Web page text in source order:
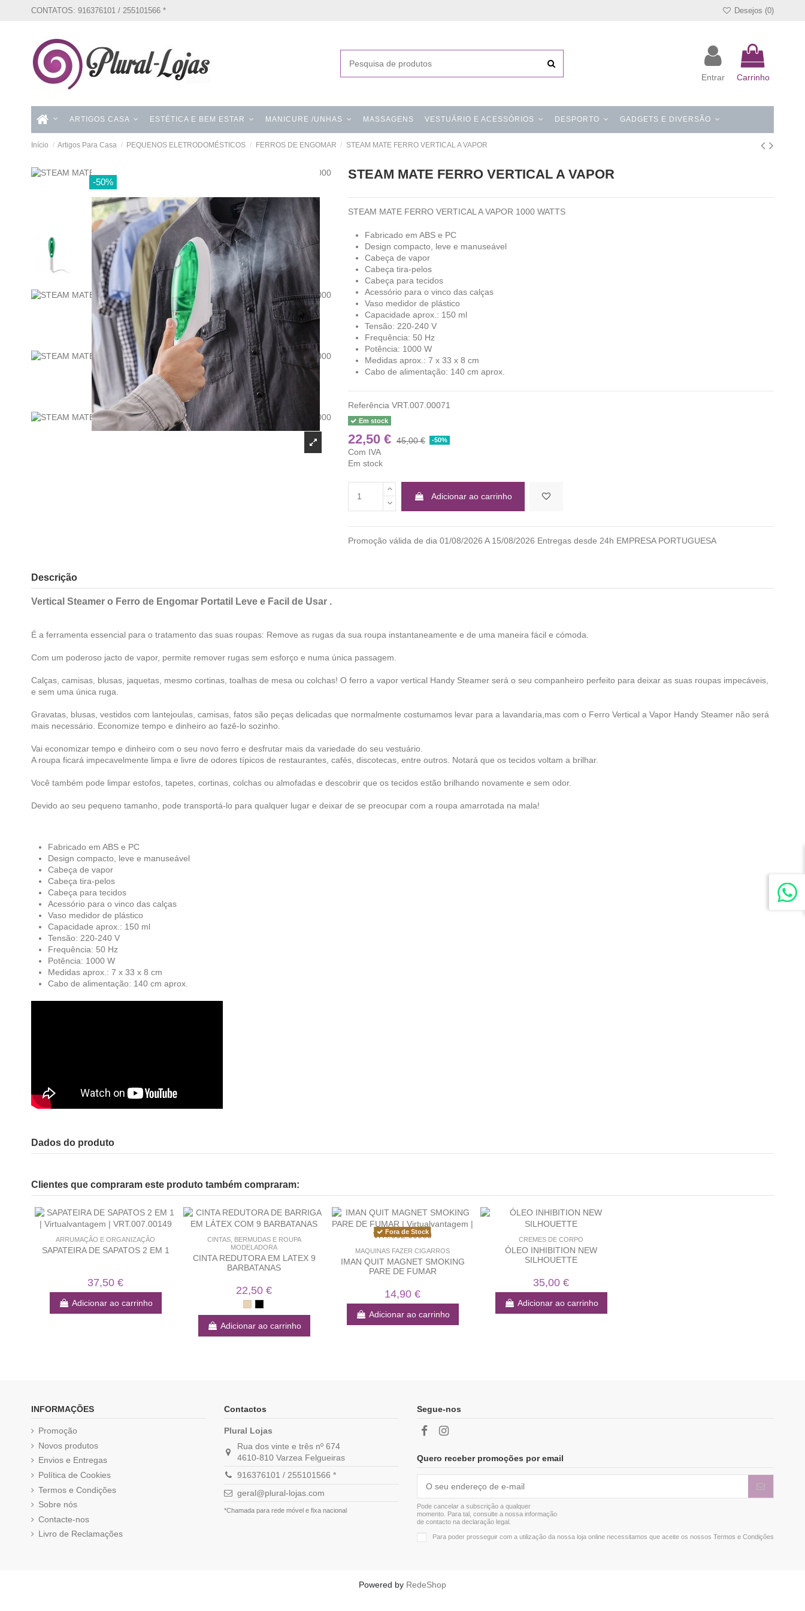
CONTATOS: 916376101 / 255101566 * Desejos (0)
Entrar Carrinho
ARTIGOS CASA ESTÉTICA E BEM ESTAR MANICURE /UNHAS MASSAGENS VESTUÁRIO E ACESSÓRIOS DESPORTO GADGETS E DIVERSÃO
Início Artigos Para Casa PEQUENOS ELETRODOMÉSTICOS FERROS DE ENGOMAR STEAM MATE FERRO VERTICAL A VAPOR
-50%
STEAM MATE FERRO VERTICAL A VAPOR
STEAM MATE FERRO VERTICAL A VAPOR 1000 WATTS
Fabricado em ABS e PC
Design compacto, leve e manuseável
Cabeça de vapor
Cabeça tira-pelos
Cabeça para tecidos
Acessório para o vinco das calças
Vaso medidor de plástico
Capacidade aprox.: 150 ml
Tensão: 220-240 V
Frequência: 50 Hz
Potência: 1000 W
Medidas aprox.: 7 x 33 x 8 cm
Cabo de alimentação: 140 cm aprox.
Referência VRT.007.00071
Em stock
22,50 € 45,00 € -50%
Com IVA
Em stock
Adicionar ao carrinho
Promoção válida de dia 01/08/2026 A 15/08/2026 Entregas desde 24h EMPRESA PORTUGUESA
Descrição
Vertical Steamer o Ferro de Engomar Portatil Leve e Facil de Usar .
É a ferramenta essencial para o tratamento das suas roupas: Remove as rugas da sua roupa instantaneamente e de uma maneira fácil e cómoda.
Com um poderoso jacto de vapor, permite remover rugas sem esforço e numa única passagem.
Calças, camisas, blusas, jaquetas, mesmo cortinas, toalhas de mesa ou colchas! O ferro a vapor vertical Handy Steamer será o seu companheiro perfeito para deixar as suas roupas impecáveis,
e sem uma única ruga.
Gravatas, blusas, vestidos com lantejoulas, camisas, fatos são peças delicadas que normalmente costumamos levar para a lavandaria,mas com o Ferro Vertical a Vapor Handy Steamer não será
mais necessário. Economize tempo e dinheiro ao fazê-lo sozinho.
Vai economizar tempo e dinheiro com o seu novo ferro e desfrutar mais da variedade do seu vestuário.
A roupa ficará impecavelmente limpa e livre de odores típicos de restaurantes, cafés, discotecas, entre outros. Notará que os tecidos voltam a brilhar.
Você também pode limpar estofos, tapetes, cortinas, colchas ou almofadas e descobrir que os tecidos estão brilhando novamente e sem odor.
Devido ao seu pequeno tamanho, pode transportá-lo para qualquer lugar e deixar de se preocupar com a roupa amarrotada na mala!
Fabricado em ABS e PC
Design compacto, leve e manuseável
Cabeça de vapor
Cabeça tira-pelos
Cabeça para tecidos
Acessório para o vinco das calças
Vaso medidor de plástico
Capacidade aprox.: 150 ml
Tensão: 220-240 V
Frequência: 50 Hz
Potência: 1000 W
Medidas aprox.: 7 x 33 x 8 cm
Cabo de alimentação: 140 cm aprox.
Dados do produto
Clientes que compraram este produto também compraram:
ARRUMAÇÃO E ORGANIZAÇÃO
SAPATEIRA DE SAPATOS 2 EM 1
37,50 €
Adicionar ao carrinho
CINTAS, BERMUDAS E ROUPA
MODELADORA
CINTA REDUTORA EM LATEX 9
BARBATANAS
22,50 €
Adicionar ao carrinho
Fora de Stock
MAQUINAS FAZER CIGARROS
IMAN QUIT MAGNET SMOKING
PARE DE FUMAR
14,90 €
Adicionar ao carrinho
CREMES DE CORPO
ÓLEO INHIBITION NEW
SILHOUETTE
35,00 €
Adicionar ao carrinho
INFORMAÇÕES
Promoção
Novos produtos
Envios e Entregas
Política de Cookies
Termos e Condições
Sobre nós
Contacte-nos
Livro de Reclamações
Contactos
Plural Lojas
Rua dos vinte e três nº 674
4610-810 Varzea Felgueiras
916376101 / 255101566 *
geral@plural-lojas.com
*Chamada para rede móvel e fixa nacional
Segue-nos
Quero receber promoções por email
Pode cancelar a subscrição a qualquer
momento. Para tal, consulte a nossa informação
de contacto na declaração legal.
Para poder prosseguir com a utilização da nossa loja online necessitamos que aceite os nossos Termos e Condições
Powered by RedeShop